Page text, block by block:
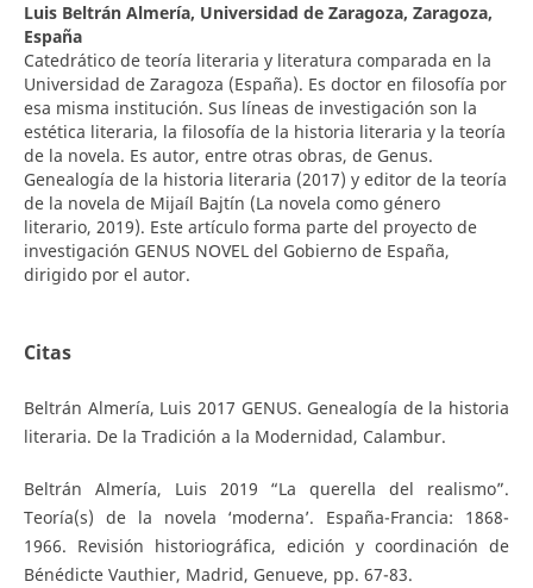
Luis Beltrán Almería, Universidad de Zaragoza, Zaragoza,
España
Catedrático de teoría literaria y literatura comparada en la
Universidad de Zaragoza (España). Es doctor en filosofía por
esa misma institución. Sus líneas de investigación son la
estética literaria, la filosofía de la historia literaria y la teoría
de la novela. Es autor, entre otras obras, de Genus.
Genealogía de la historia literaria (2017) y editor de la teoría
de la novela de Mijaíl Bajtín (La novela como género
literario, 2019). Este artículo forma parte del proyecto de
investigación GENUS NOVEL del Gobierno de España,
dirigido por el autor.
Citas
Beltrán Almería, Luis 2017 GENUS. Genealogía de la historia
literaria. De la Tradición a la Modernidad, Calambur.
Beltrán Almería, Luis 2019 “La querella del realismo”.
Teoría(s) de la novela ‘moderna’. España-Francia: 1868-
1966. Revisión historiográfica, edición y coordinación de
Bénédicte Vauthier, Madrid, Genueve, pp. 67-83.